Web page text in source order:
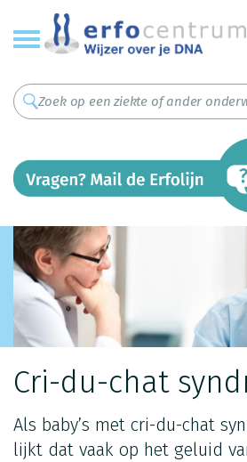
Overslaan
en
naar
inhoud
gaan
Cri-du-chat
Als baby’s met cri-du-chat
lijkt dat vaak op het geluid